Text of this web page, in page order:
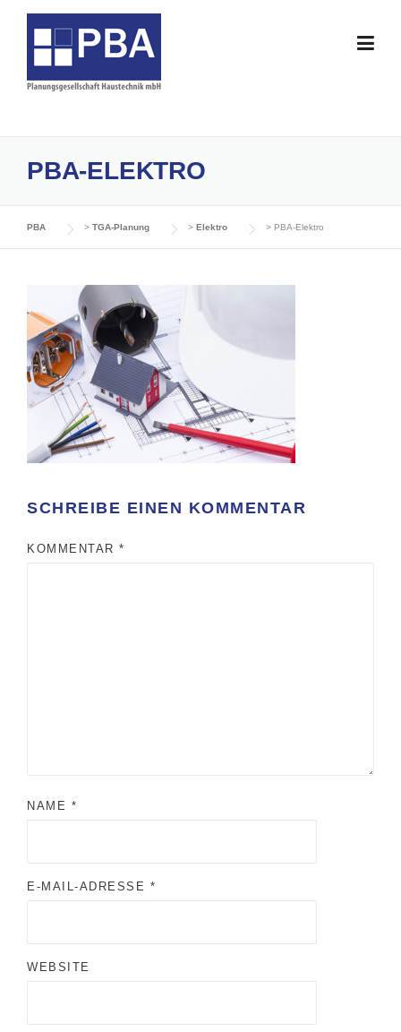
Skip
PBA-ELEKTRO
PBA > TGA-Planung > Elektro > PBA-Elektro
SCHREIBE EINEN KOMMENTAR
KOMMENTAR *
NAME *
E-MAIL-ADRESSE *
WEBSITE